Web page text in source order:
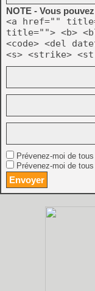
NOTE - Vous
<a href=""
title=""> <b>
<code> <del
<s> <strike>
Prévenez-moi de
Prévenez-moi de